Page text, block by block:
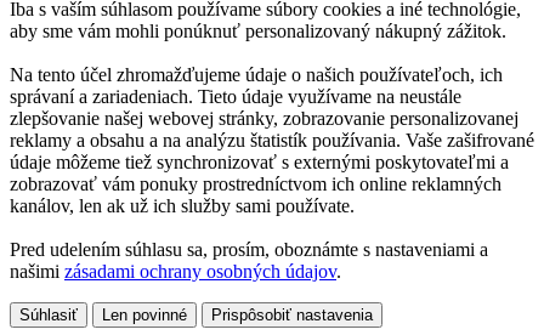
Iba s vaším súhlasom používame súbory cookies a iné technológie,
aby sme vám mohli ponúknuť personalizovaný nákupný zážitok.
Na tento účel zhromažďujeme údaje o našich používateľoch, ich
správaní a zariadeniach. Tieto údaje využívame na neustále
zlepšovanie našej webovej stránky, zobrazovanie personalizovanej
reklamy a obsahu a na analýzu štatistík používania. Vaše zašifrované
údaje môžeme tiež synchronizovať s externými poskytovateľmi a
zobrazovať vám ponuky prostredníctvom ich online reklamných
kanálov, len ak už ich služby sami používate.
Pred udelením súhlasu sa, prosím, oboznámte s nastaveniami a
našimi zásadami ochrany osobných údajov.
Súhlasiť Len povinné Prispôsobiť nastavenia